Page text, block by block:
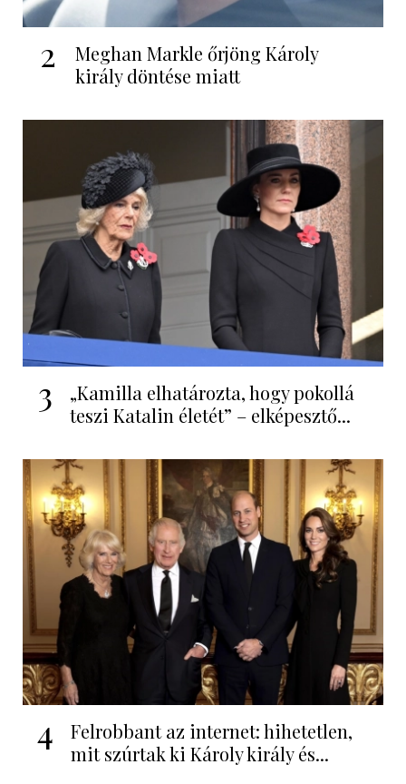
2
Meghan Markle őrjöng Károly
király döntése miatt
3
„Kamilla elhatározta, hogy pokollá
teszi Katalin életét” – elképesztő...
4
Felrobbant az internet: hihetetlen,
mit szúrtak ki Károly király és...